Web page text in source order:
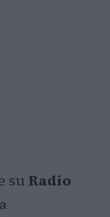
su Radio